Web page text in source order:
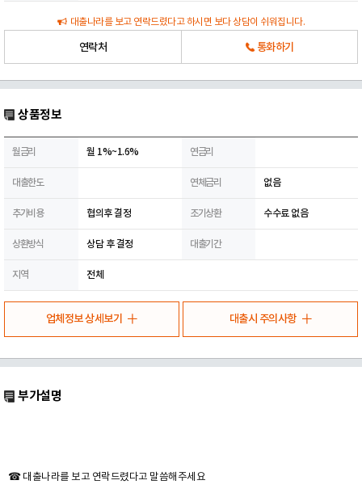
대출나라를 보고 연락드렸다고 하시면 보다 상담이 쉬워집니다.
연락처 통화하기
상품정보
월금리 월 1%~1.6% 연금리
대출한도 연체금리 없음
추가비용 협의후 결정 조기상환 수수료 없음
상환방식 상담 후 결정 대출기간
지역 전체
업체정보 상세보기 대출시 주의사항
부가설명
☎ 대출나라를 보고 연락드렸다고 말씀해주세요